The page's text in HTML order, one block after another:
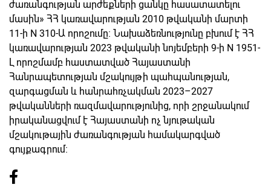
ժառանգության արժեքների ցանկը հասատատելու
մասին» ՀՀ կառավարության 2010 թվականի մարտի
11-ի N 310-Ա որոշումը։ Նախաձեռնությունը բխում է ՀՀ
կառավարության 2023 թվականի նոյեմբերի 9-ի N 1951-
Լ որոշմամբ հաստատված Հայաստանի
Հանրապետության մշակույթի պահպանության,
զարգացման և հանրահռչակման 2023–2027
թվականների ռազմավարությունից, որի շրջանակում
իրականացվում է Հայաստանի ոչ նյութական
մշակութային ժառանգության համակարգված
գույքագրում։